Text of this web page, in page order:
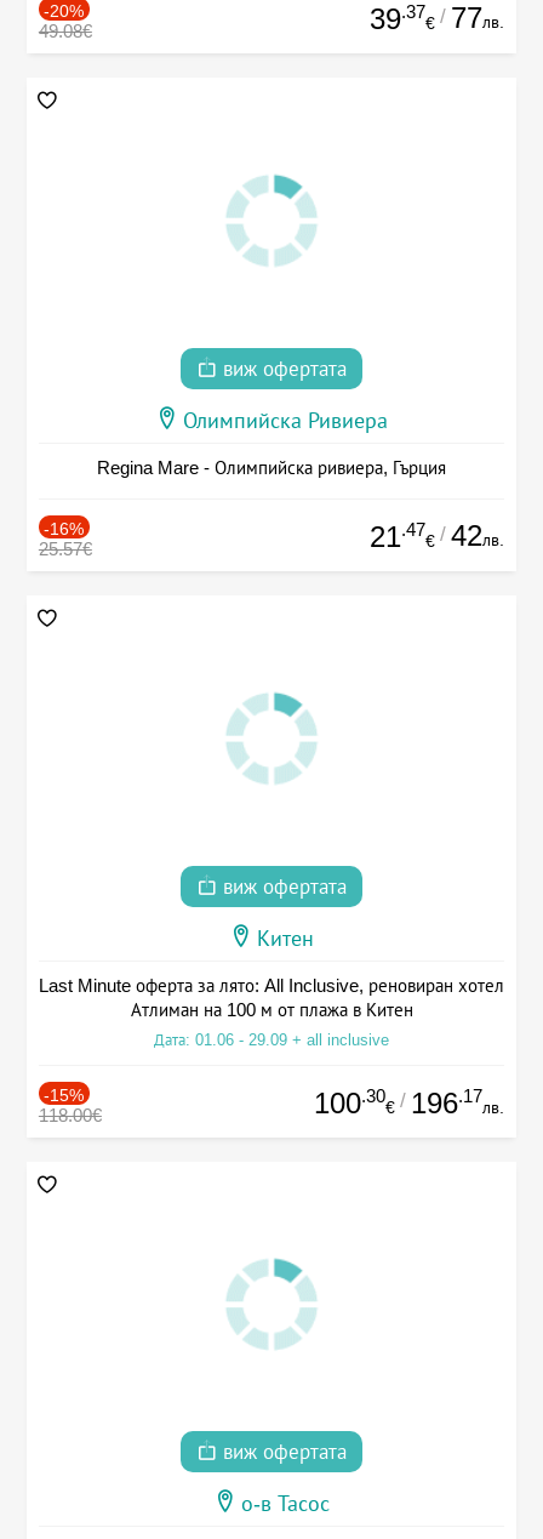
-20%
49.08€ 39.37
€ / 77лв.
виж офертата
Олимпийска Ривиера
Regina Mare - Олимпийска ривиера, Гърция
-16%
25.57€ 21.47
€ / 42лв.
виж офертата
Китен
Last Minute оферта за лято: All Inclusive, реновиран хотел
Атлиман на 100 м от плажа в Китен
Дата: 01.06 - 29.09 + all inclusive
-15%
118.00€ 100.30
€ / 196.17
лв.
виж офертата
о-в Тасос